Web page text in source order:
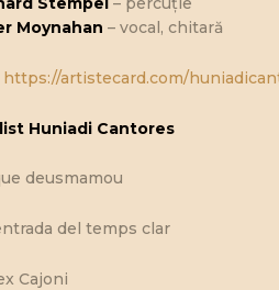
Moynahan – vocal, chitară
https://artistecard.com/
Huniadi Cantores
deusmamou
del temps clar
Cajoni